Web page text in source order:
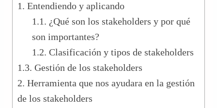
1. Entendiendo y aplicando
1.1. ¿Qué son los stakeholders y por qué
son importantes?
1.2. Clasificación y tipos de stakeholders
1.3. Gestión de los stakeholders
2. Herramienta que nos ayudara en la gestión
de los stakeholders